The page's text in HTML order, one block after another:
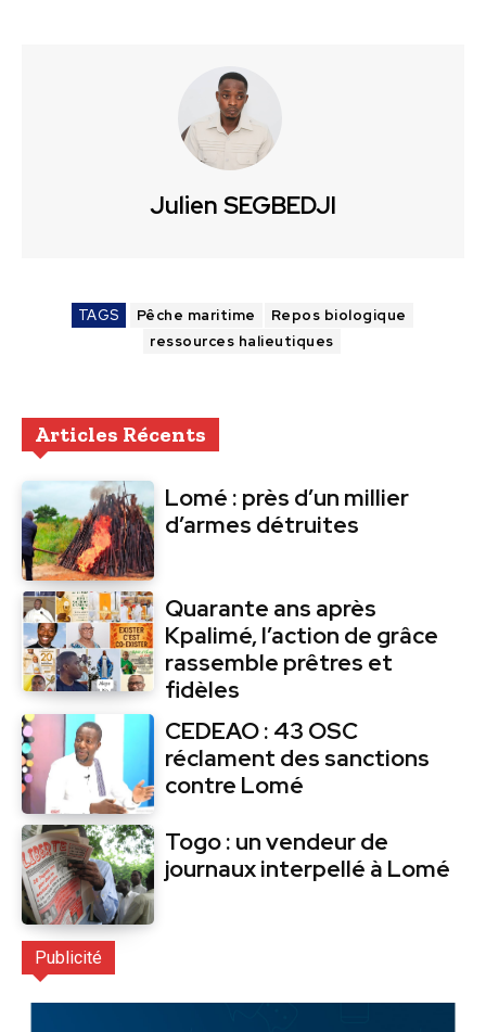
Julien SEGBEDJI
TAGS Pêche maritime
Repos biologique
ressources halieutiques
Articles Récents
Lomé : près d’un millier
d’armes détruites
Quarante ans après
Kpalimé, l’action de grâce
rassemble prêtres et
fidèles
CEDEAO : 43 OSC
réclament des sanctions
contre Lomé
Togo : un vendeur de
journaux interpellé à Lomé
Publicité